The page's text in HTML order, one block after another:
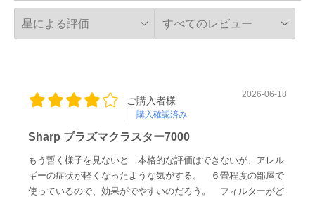
ご購入者様
購入確認済み
2026-06-18
Sharp プラズマクラスター7000
もう暫く様子を見ないと 本格的な評価はできないが、アレル
ギーの症状が軽くなったような気がする。 ６畳程度の部屋で
使っているので、効果がでやすいのだろう。 フィルターがど